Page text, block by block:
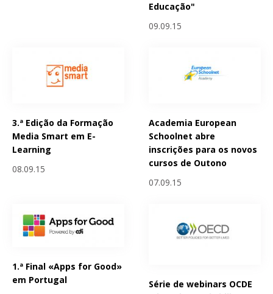
Educação"
09.09.15
3.ª Edição da Formação
Media Smart em E-
Learning
08.09.15
Academia European
Schoolnet abre
inscrições para os novos
cursos de Outono
07.09.15
1.ª Final «Apps for Good»
em Portugal
Série de webinars OCDE